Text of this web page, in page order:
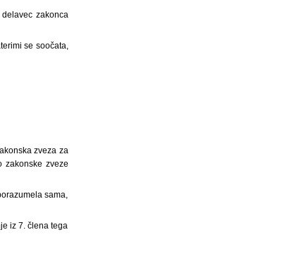
zakonca
se soočata,
zveza za
zakonske zveze
sama,
iz 7. člena tega